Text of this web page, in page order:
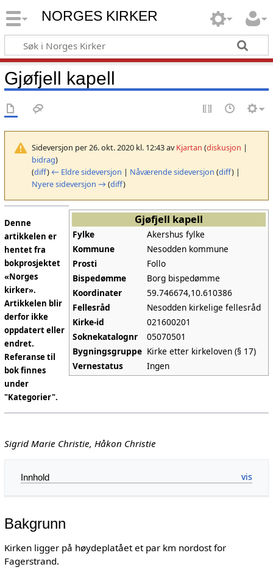
NORGES KIRKER
Gjøfjell kapell
Sideversjon per 26. okt. 2020 kl. 12:43 avKjartan (diskusjon |
bidrag)
(diff) ← Eldre sideversjon | Nåværende sideversjon (diff) |
Nyere sideversjon → (diff)
Gjøfjell kapell
Fylke
Akershus fylke
Kommune
Nesodden kommune
Prosti
Follo
Bispedømme
Borg bispedømme
Koordinater
59.746674,10.610386
Fellesråd
Nesodden kirkelige fellesråd
Kirke-id
021600201
Soknekatalognr
05070501
Bygningsgruppe Kirke etter kirkeloven (§ 17)
Vernestatus
Ingen
Denne
artikkelen er
hentet fra
bokprosjektet
«Norges
kirker».
Artikkelen blir
derfor ikke
oppdatert eller
endret.
Referanse til
bok finnes
under
"Kategorier".
Sigrid Marie Christie, Håkon Christie
Innhold
Bakgrunn
Kirken ligger på høydeplatået et par km nordost for
Fagerstrand.